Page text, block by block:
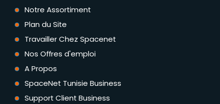
Notre Assortiment
Plan du Site
Travailler Chez Spacenet
Nos Offres d'emploi
A Propos
SpaceNet Tunisie Business
Support Client Business